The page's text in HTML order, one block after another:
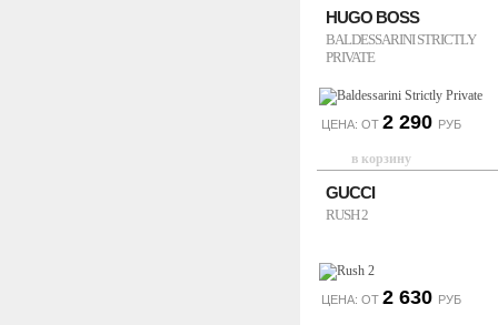
HUGO BOSS
BALDESSARINI STRICTLY
PRIVATE
ЦЕНА: ОТ 2 290 РУБ
GUCCI
RUSH 2
ЦЕНА: ОТ 2 630 РУБ